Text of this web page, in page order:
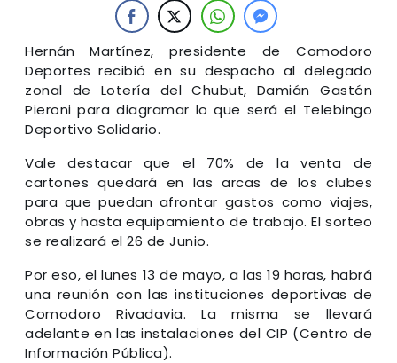
Hernán Martínez, presidente de Comodoro
Deportes recibió en su despacho al delegado
zonal de Lotería del Chubut, Damián Gastón
Pieroni para diagramar lo que será el Telebingo
Deportivo Solidario.
Vale destacar que el 70% de la venta de
cartones quedará en las arcas de los clubes
para que puedan afrontar gastos como viajes,
obras y hasta equipamiento de trabajo. El sorteo
se realizará el 26 de Junio.
Por eso, el lunes 13 de mayo, a las 19 horas, habrá
una reunión con las instituciones deportivas de
Comodoro Rivadavia. La misma se llevará
adelante en las instalaciones del CIP (Centro de
Información Pública).